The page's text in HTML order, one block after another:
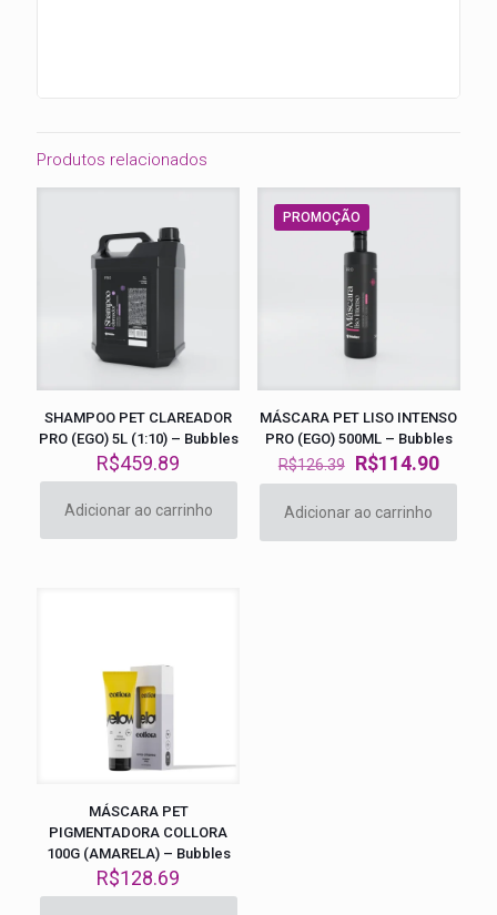
Produtos relacionados
SHAMPOO PET CLAREADOR
PRO (EGO) 5L (1:10) – Bubbles
R$459.89
Adicionar ao carrinho
PROMOÇÃO
MÁSCARA PET LISO INTENSO
PRO (EGO) 500ML – Bubbles
R$126.39 O
preço
original
era:
R$126.39.
R$114.90O
preço
Adicionar ao carrinho
MÁSCARA PET
PIGMENTADORA COLLORA
100G (AMARELA) – Bubbles
R$128.69